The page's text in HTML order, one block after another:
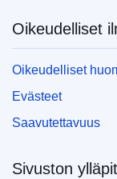
Oikeudelliset
Oikeudelliset
Evästeet
Saavutettavuus
Sivuston